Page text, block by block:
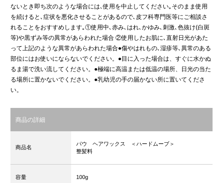
ないとき即ち次のような場合には､使用を中止してください｡そのまま使用
を続けると､症状を悪化させることがあるので､皮フ科専門医等にご相談さ
れることをおすすめします｡①使用中､赤み､はれ､かゆみ､刺激､色抜け(白斑
等)や黒ずみ等の異常があらわれた場合 ②使用したお肌に､直射日光があた
って上記のような異常があらわれた場合●傷やはれもの､湿疹等､異常のある
部位にはお使いにならないでください。●目に入った場合は、すぐに水かぬ
るま湯で洗い流してください。●極端に高温または低温の場所、日光の当た
る場所に置かないでください。●乳幼児の手の届かない所に置いてくださ
い。
商品の詳細
商品名
パウ ヘアワックス ＜ハードムーブ＞
整髪料
容量 100g